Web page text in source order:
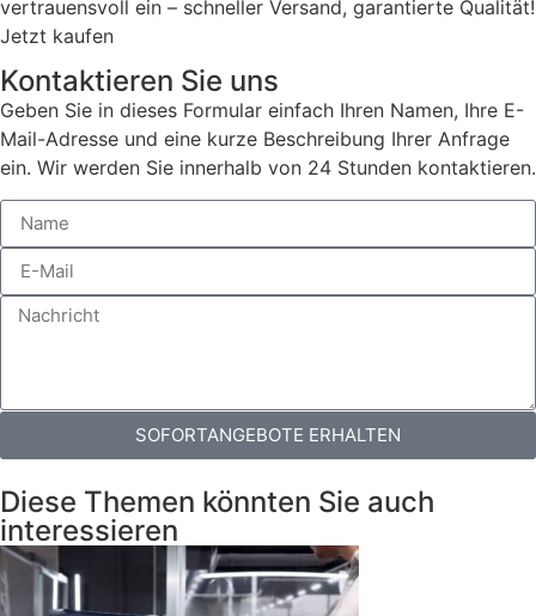
vertrauensvoll ein – schneller Versand, garantierte Qualität!
Jetzt kaufen
Kontaktieren Sie uns
Geben Sie in dieses Formular einfach Ihren Namen, Ihre E-
Mail-Adresse und eine kurze Beschreibung Ihrer Anfrage
ein. Wir werden Sie innerhalb von 24 Stunden kontaktieren.
SOFORTANGEBOTE ERHALTEN
Diese Themen könnten Sie auch
interessieren